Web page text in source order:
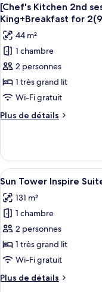
20
/
CO
8-
12)
(Usage:
CI
14-
20
CO
8-
12)
de
chambre
Ocean
Tower
Accessible
King
toutes
les
photos
pour
ce
type
de
chambre :
[Chef's
2nd
session]
Ocean
Tower
Accessible
King+Breakfast
for
Club
5
[Chef's Kitchen 2nd
King+Breakfast for
44 m²
1 chambre
2 personnes
1 très grand lit
Wi-Fi gratuit
Plus de détails
Plus
le
type
de
[Chef's
Kitchen
session]
Ocean
Tower
Accessible
King+Breakfast
Afficher
toutes
les
photos
pour
ce
type
chambre :
5
Sun Tower Inspire
131 m²
1 chambre
2 personnes
1 très grand lit
Wi-Fi gratuit
Plus de détails
Plus